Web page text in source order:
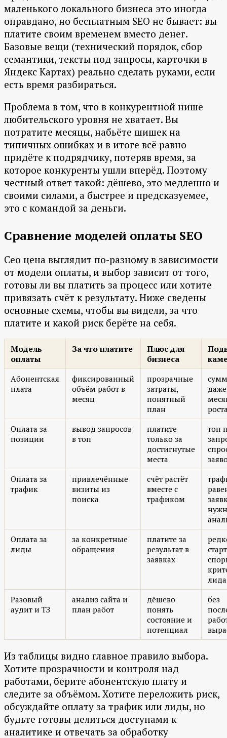
маленького локального бизнеса это иногда
оправдано, но бесплатным SEO не бывает: вы
платите своим временем вместо денег.
Базовые вещи (технический порядок, сбор
семантики, тексты под запросы, карточки в
Яндекс Картах) реально сделать руками, если
есть время разбираться.
Проблема в том, что в конкурентной нише
любительского уровня не хватает. Вы
потратите месяцы, набьёте шишек на
типичных ошибках и в итоге всё равно
придёте к подрядчику, потеряв время, за
которое конкуренты ушли вперёд. Поэтому
честный ответ такой: дёшево, это медленно и
своими силами, а быстрее и предсказуемее,
это с командой за деньги.
Сравнение моделей оплаты SEO
Сео цена выглядит по-разному в зависимости
от модели оплаты, и выбор зависит от того,
готовы ли вы платить за процесс или хотите
привязать счёт к результату. Ниже сведены
основные схемы, чтобы вы видели, за что
платите и какой риск берёте на себя.
Модель
оплаты
За что платите
Плюс для
бизнеса
Абонентская
плата
фиксированный
объём работ в
месяц
прозрачные
затраты,
понятный
план
Оплата за
позиции
вывод запросов
в топ
платите
только за
достигнутые
места
топ
Оплата за
трафик
привлечённые
визиты из
поиска
счёт растёт
вместе с
трафиком
Оплата за
лиды
за конкретные
обращения
платите за
результат в
заявках
лида
Разовый
аудит и ТЗ
анализ сайта и
план работ
дёшево
понять
состояние и
потенциал
без
Из таблицы видно главное правило выбора.
Хотите прозрачности и контроля над
работами, берите абонентскую плату и
следите за объёмом. Хотите переложить риск,
обсуждайте оплату за трафик или лиды, но
будьте готовы делиться доступами к
аналитике и отвечать за обработку